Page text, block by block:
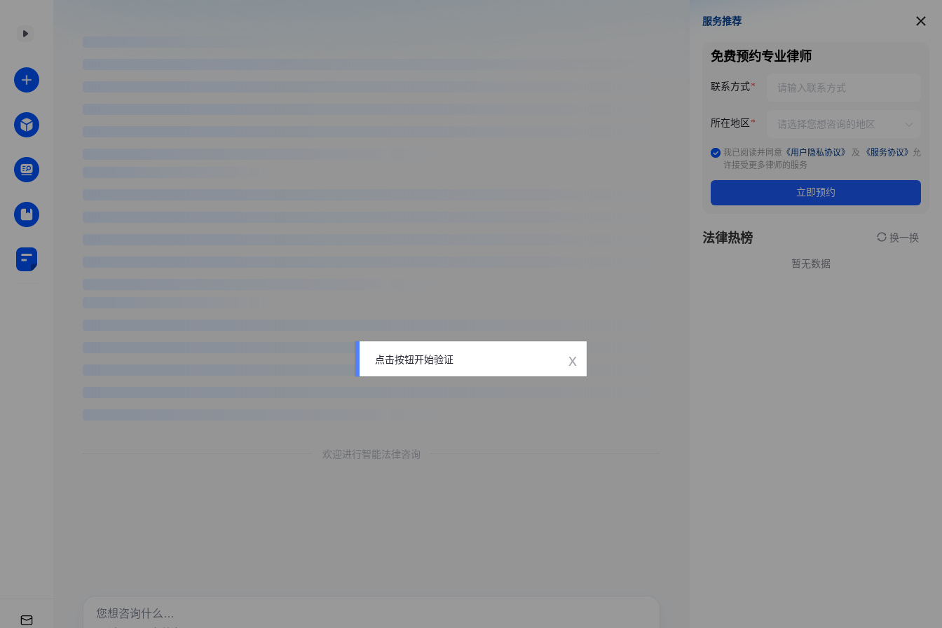
欢迎进行智能法律咨询
服务推荐
服务推荐
免费预约专业律师
联系方式
所在地区
我已阅读并同意 《用户隐私协议》 及 《服务协议》 允
许接受更多律师的服务
立即预约
法律热榜 换一换
暂无数据
点击按钮开始验证 x